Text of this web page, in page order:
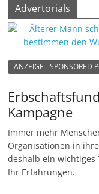
e
|
S
i
t
u
n
Advertorials
ANZEIGE - SPONSORED
Kampagne
Immer mehr
Organisationen in
deshalb ein wichtiges
Ihr Erfahrungen.